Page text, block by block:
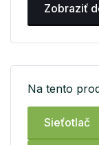
Zobraziť
Na tento
Sieťotlač